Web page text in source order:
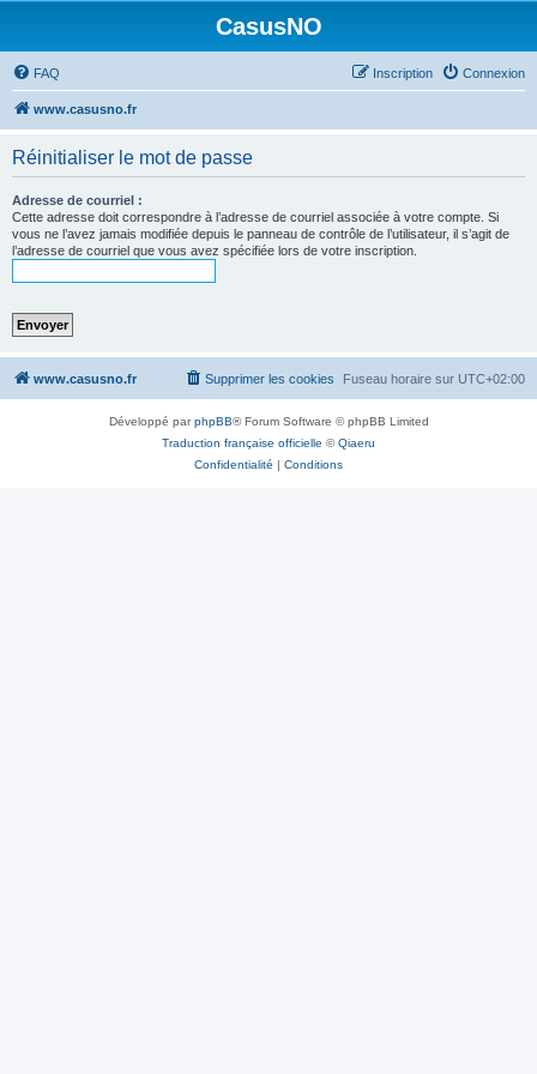
CasusNO
FAQ Connexion
Inscription
www.casusno.fr
Réinitialiser le mot de passe
Adresse de courriel :
Cette adresse doit correspondre à l’adresse de courriel associée à votre compte. Si
vous ne l’avez jamais modifiée depuis le panneau de contrôle de l’utilisateur, il s’agit de
l’adresse de courriel que vous avez spécifiée lors de votre inscription.
www.casusno.fr Fuseau horaire sur UTC+02:00
Supprimer les cookies
Développé parphpBB® Forum Software © phpBB Limited
Traduction française officielle ©Qiaeru
Confidentialité | Conditions